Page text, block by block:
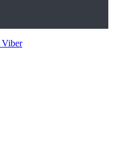
Viber